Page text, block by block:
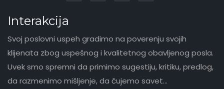
Interakcija
Svoj poslovni uspeh gradimo na poverenju svojih
klijenata zbog uspešnog i kvalitetnog obavljenog posla.
Uvek smo spremni da primimo sugestiju, kritiku, predlog,
da razmenimo mišljenje, da čujemo savet...